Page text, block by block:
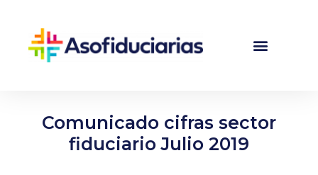
Comunicado cifras sector
fiduciario Julio 2019